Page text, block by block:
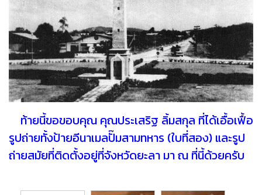
ท้ายนี้ขอขอบคุณ คุณประเสริฐ ลิ้มสกุล ที่ได้เอื้อเฟื้อ
รูปถ่ายทั้งป้ายอีนาเมลปั๊มสามทหาร (ใบที่สอง) และรูป
ถ่ายสมัยที่ติดตั้งอยู่ที่จังหวัดยะลา มา ณ ที่นี้ด้วยครับ